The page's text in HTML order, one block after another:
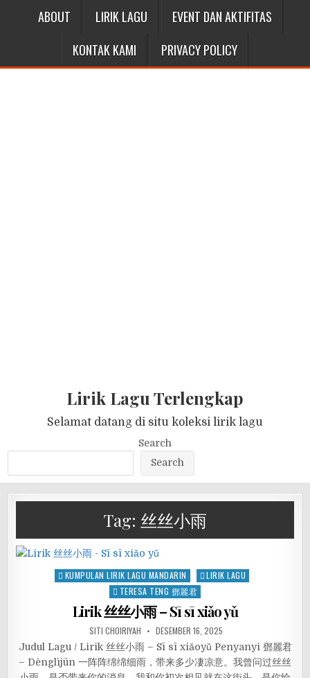
ABOUT LIRIK LAGU
EVENT DAN AKTIFITAS
KONTAK KAMI
PRIVACY POLICY
Lirik Lagu Terlengkap
Selamat datang di situ koleksi lirik lagu
Search
Search
Tag: 丝丝小雨
Posted
KUMPULAN LIRIK LAGU MANDARIN
LIRIK LAGU
TERESA TENG 鄧麗君
Lirik 丝丝小雨 – Sī sī xiǎo yǔ
SITI CHOIRIYAH DESEMBER 16, 2025
Judul Lagu / Lirik 丝丝小雨 – Sī sī xiǎoyǔ Penyanyi 鄧麗君
– Dènglìjūn 一阵阵绵绵细雨，带来多少凄凉意。我曾问过丝丝